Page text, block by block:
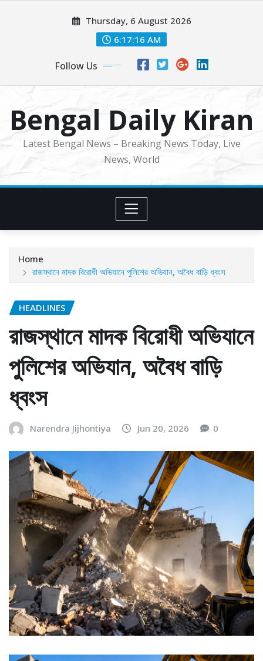
Thursday, 6 August 2026
6:17:18 AM
Follow Us
Bengal Daily Kiran
Latest Bengal News – Breaking News Today, Live
News, World
Home
রাজস্থানে মাদক বিরোধী অভিযানে পুলিশের অভিযান, অবৈধ বাড়ি ধ্বংস
HEADLINES
রাজস্থানে মাদক বিরোধী অভিযানে
পুলিশের অভিযান, অবৈধ বাড়ি
ধ্বংস
Narendra Jijhontiya Jun 20, 2026 0